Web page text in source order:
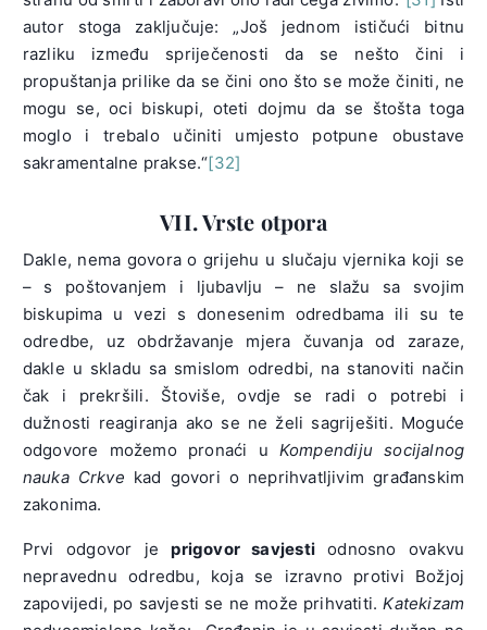
autor stoga zaključuje: „Još jednom ističući bitnu
razliku između spriječenosti da se nešto čini i
propuštanja prilike da se čini ono što se može činiti, ne
mogu se, oci biskupi, oteti dojmu da se štošta toga
moglo i trebalo učiniti umjesto potpune obustave
sakramentalne prakse.“[32]
VII. Vrste otpora
Dakle, nema govora o grijehu u slučaju vjernika koji se
– s poštovanjem i ljubavlju – ne slažu sa svojim
biskupima u vezi s donesenim odredbama ili su te
odredbe, uz obdržavanje mjera čuvanja od zaraze,
dakle u skladu sa smislom odredbi, na stanoviti način
čak i prekršili. Štoviše, ovdje se radi o potrebi i
dužnosti reagiranja ako se ne želi sagriješiti. Moguće
odgovore možemo pronaći u Kompendiju socijalnog
nauka Crkve kad govori o neprihvatljivim građanskim
zakonima.
Prvi odgovor jeprigovor savjestiodnosno ovakvu
nepravednu odredbu, koja se izravno protivi Božjoj
zapovijedi, po savjesti se ne može prihvatiti.Katekizam